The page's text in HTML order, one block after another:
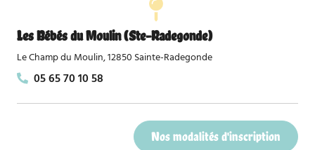
Les Bébés du Moulin (Ste-Radegonde)
Le Champ du Moulin, 12850 Sainte-Radegonde
05 65 70 10 58
Nos modalités d'inscription